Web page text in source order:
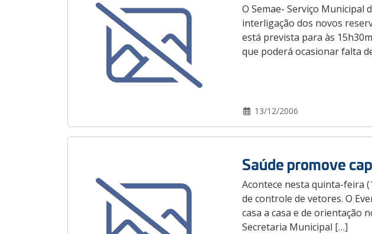
O Semae- Serviço Municipal
interligação dos novos
está prevista para às
que poderá ocasionar falta
13/12/2006
Saúde promove
Acontece nesta quinta-feira
de controle de vetores. O
casa a casa e de orientação
Secretaria Municipal […]